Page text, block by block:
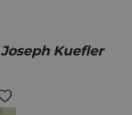
Joseph Kuefler